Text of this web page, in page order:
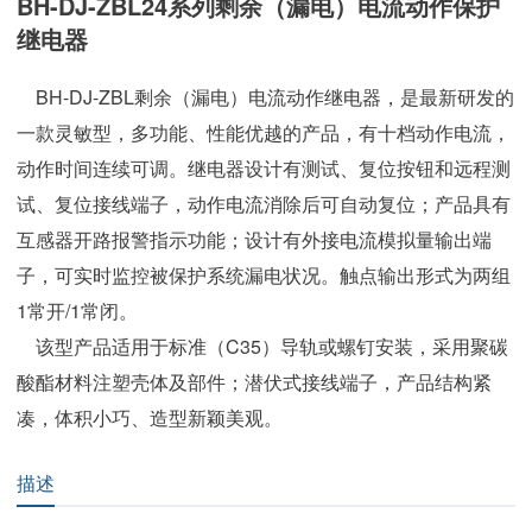
继电器
BH-DJ-ZBL剩余（漏电）电流动作继电器，是最新研发的
一款灵敏型，多功能、性能优越的产品，有十档动作电流，
动作时间连续可调。继电器设计有测试、复位按钮和远程测
试、复位接线端子，动作电流消除后可自动复位；产品具有
互感器开路报警指示功能；设计有外接电流模拟量输出端
子，可实时监控被保护系统漏电状况。触点输出形式为两组
1常开/1常闭。
该型产品适用于标准（C35）导轨或螺钉安装，采用聚碳
酸酯材料注塑壳体及部件；潜伏式接线端子，产品结构紧
凑，体积小巧、造型新颖美观。
描述